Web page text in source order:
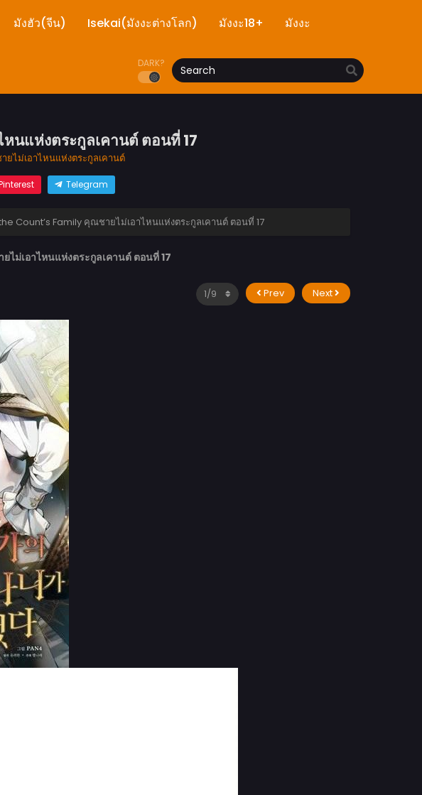
มังฮัว(จีน) Isekai(มังงะต่างโลก) มังงะ18+ มังงะ
DARK?
แห่งตระกูลเคานต์ ตอนที่ 17
ไม่เอาไหนแห่งตระกูลเคานต์
Telegram
Count’s Family คุณชายไม่เอาไหนแห่งตระกูลเคานต์ ตอนที่ 17
เอาไหนแห่งตระกูลเคานต์ ตอนที่ 17
Prev Next